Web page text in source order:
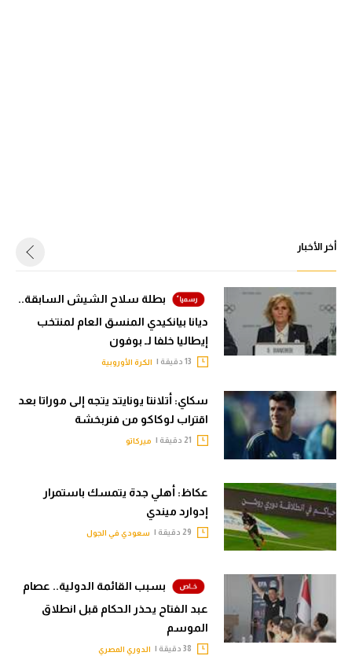
أخر الأخبار
بطلة سلاح الشيش السابقة..
ديانا بيانكيدي المنسق العام لمنتخب
إيطاليا خلفا لـ بوفون
الكرة الأوروبية
سكاي: أتلانتا يونايتد يتجه إلى موراتا بعد
اقتراب لوكاكو من فنربخشة
ميركاتو
عكاظ: أهلي جدة يتمسك باستمرار
إدوارد ميندي
سعودي في الجول
بسبب القائمة الدولية.. عصام
عبد الفتاح يحذر الحكام قبل انطلاق
الموسم
الدوري المصري